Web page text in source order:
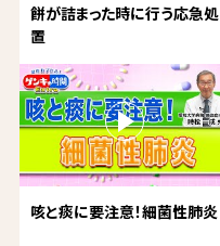
餅が詰まった時に行う応急処
置
咳と痰に要注意！細菌性肺炎